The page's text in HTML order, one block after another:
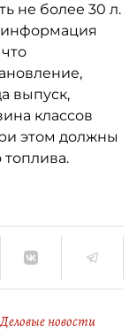
не более 30 л.
информация
выпуск,
классов
этом должны
топлива.
Деловые новости